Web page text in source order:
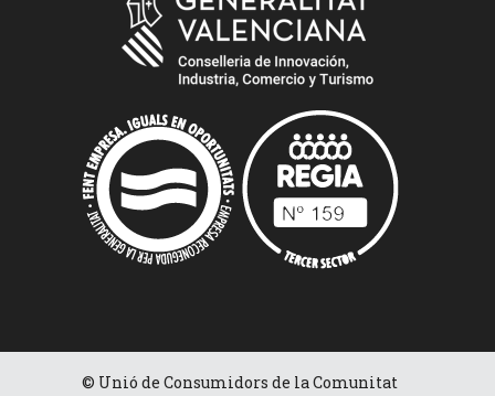
© Unió de Consumidors de la Comunitat